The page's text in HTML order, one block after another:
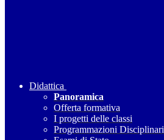
Didattica
Panoramica
Offerta formativa
I progetti delle classi
Programmazioni Disciplinari